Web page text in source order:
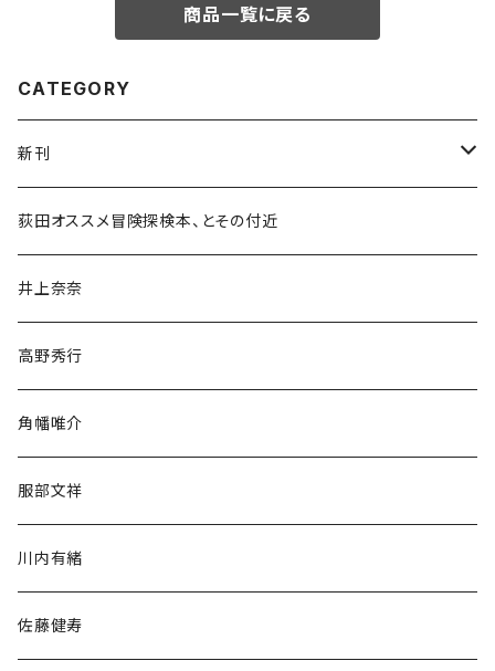
商品一覧に戻る
CATEGORY
新刊
和書
文学・小説・物語
随筆・ノンフィクション・その他
民族・風習
荻田オススメ冒険探検本、とその付近
井上奈奈
高野秀行
角幡唯介
服部文祥
川内有緒
佐藤健寿